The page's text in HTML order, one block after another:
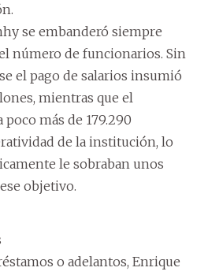
se embanderó siempre
número de funcionarios. Sin
el pago de salarios insumió
mientras que el
más de 179.290
de la institución, lo
le sobraban unos
objetivo.
o adelantos, Enrique